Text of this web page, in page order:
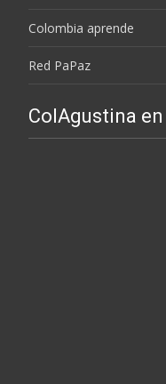
Colombia aprende
Red PaPaz
ColAgustina